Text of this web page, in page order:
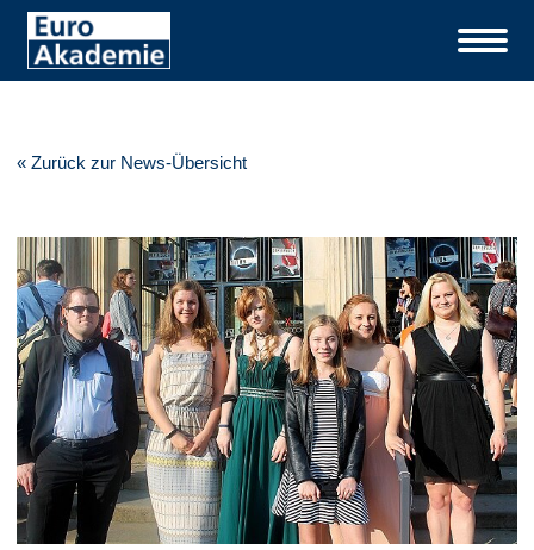
« Zurück zur News-Übersicht